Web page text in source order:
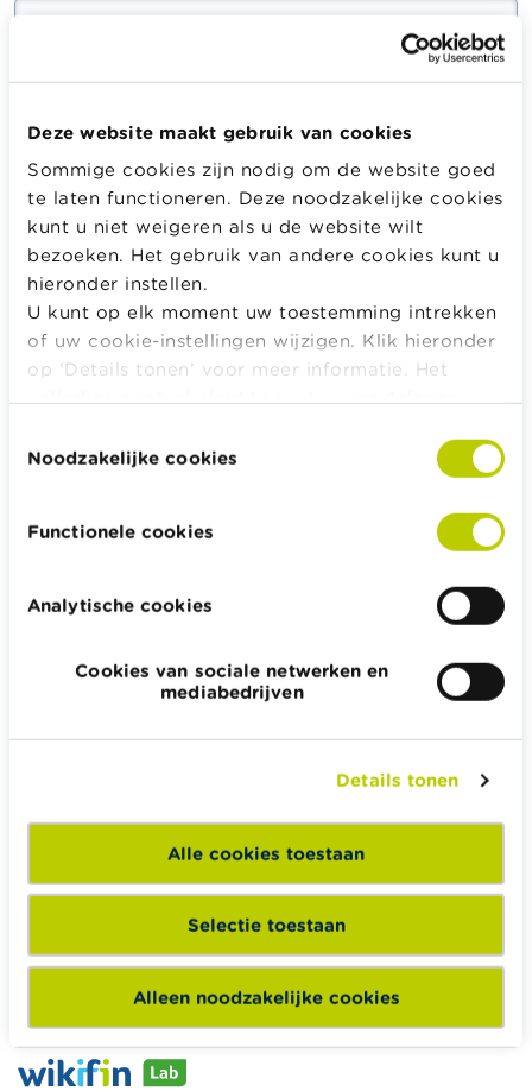
Deze website maakt gebruik van cookies
Sommige cookies zijn nodig om de website goed
te laten functioneren. Deze noodzakelijke cookies
kunt u niet weigeren als u de website wilt
bezoeken. Het gebruik van andere cookies kunt u
hieronder instellen.
U kunt op elk moment uw toestemming intrekken
of uw cookie-instellingen wijzigen. Klik hieronder
op ‘Details tonen’ voor meer informatie. Het
Noodzakelijke cookies
Functionele cookies
Analytische cookies
Cookies van sociale netwerken en
mediabedrijven
Details tonen
Alle cookies toestaan
Selectie toestaan
Alleen noodzakelijke cookies
Inloggen
Alle rekentools, checklists en meer
Budget, betalen, lenen en verzekeren
Familie
Sparen en beleggen
Erven
Wikifin.be helpt je bij financiële beslissingen. Ze stelt gratis
betrouwbare en handige informatie ter beschikking,
Wikifin School biedt gratis en heel divers pedagogisch
lesmateriaal en opleidingen aan leerkrachten om hen te
ondersteunen bij hun lessen financiële educatie.
Naar Wikifin School